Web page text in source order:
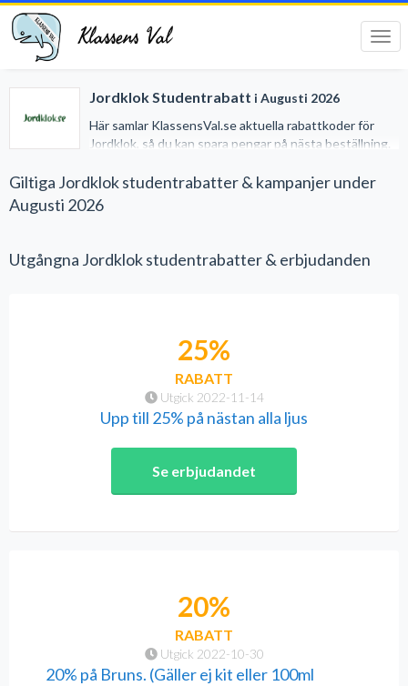
Klassens Val
Jordklok Studentrabatt i Augusti 2026
Här samlar KlassensVal.se aktuella rabattkoder för
Jordklok, så du kan spara pengar på nästa beställning.
utnyttja, de är till för alla.
Giltiga Jordklok studentrabatter & kampanjer under
Augusti 2026
Utgångna Jordklok studentrabatter & erbjudanden
Utgick 2022-11-14
25%
RABATT
Upp till 25% på nästan alla ljus
Se erbjudandet
Utgick 2022-10-30
20%
RABATT
20% på Bruns. (Gäller ej kit eller 100ml